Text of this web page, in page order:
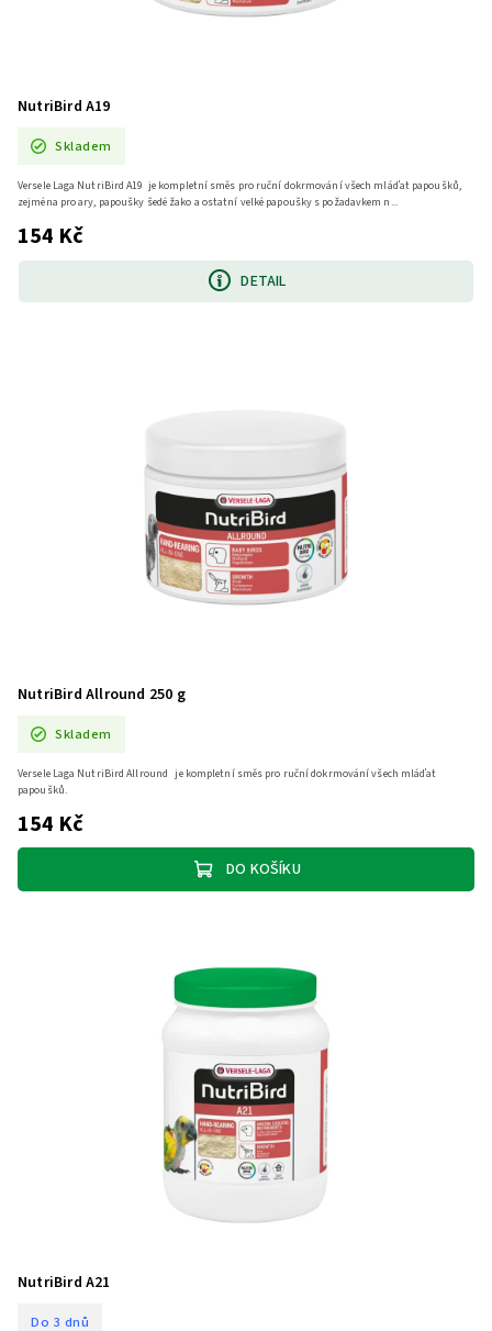
NutriBird A19
Skladem
154 Kč
DETAIL
Versele Laga NutriBird A19 je kompletní směs pro ruční dokrmování všech mláďat papoušků,
zejména pro ary, papoušky šedé žako a ostatní velké papoušky s požadavkem n...
NutriBird Allround 250 g
Skladem
154 Kč
DO KOŠÍKU
Versele Laga NutriBird Allround je kompletní směs pro ruční dokrmování všech mláďat
papoušků.
NutriBird A21
Do 3 dnů